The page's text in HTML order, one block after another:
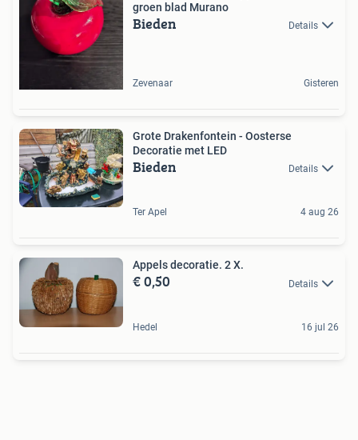
groen blad Murano
Bieden Details
Zevenaar Gisteren
Grote Drakenfontein - Oosterse
Decoratie met LED
Bieden Details
Ter Apel 4 aug 26
Appels decoratie. 2 X.
€ 0,50 Details
Hedel 16 jul 26